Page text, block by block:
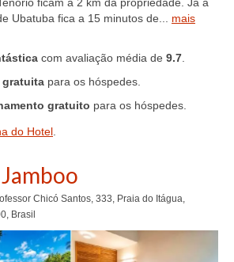
ficam a 2 km da propriedade. Já a
Ubatuba fica a 15 minutos de... mais
com avaliação média de 9.7.
gratuita para os hóspedes.
gratuito para os hóspedes.
do Hotel.
Chicó Santos, 333, Praia do Itágua,
Brasil